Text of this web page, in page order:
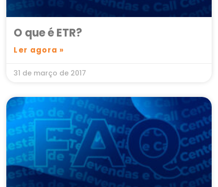
O que é ETR?
Ler agora »
31 de março de 2017